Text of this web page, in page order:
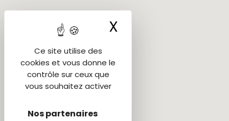
Ce site utilise des
cookies et vous donne le
contrôle sur ceux que
vous souhaitez activer
Nos partenaires
X